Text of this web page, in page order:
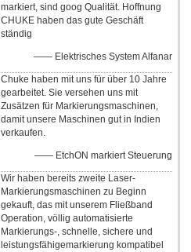
markiert, sind goog Qualität. Hoffnung
CHUKE haben das gute Geschäft
ständig
—— Elektrisches System Alfanar
Chuke haben mit uns für über 10 Jahre
gearbeitet. Sie versehen uns mit
Zusätzen für Markierungsmaschinen,
damit unsere Maschinen gut in Indien
verkaufen.
—— EtchON markiert Steuerung
Wir haben bereits zweite Laser-
Markierungsmaschinen zu Beginn
gekauft, das mit unserem Fließband
Operation, völlig automatisierte
Markierungs-, schnelle, sichere und
leistungsfähigemarkierung kompatibel